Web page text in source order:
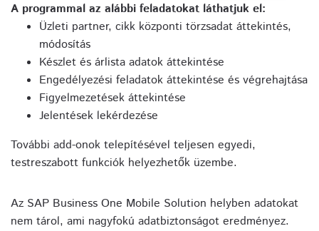
A programmal az alábbi feladatokat láthatjuk el:
Üzleti partner, cikk központi törzsadat áttekintés,
módosítás
Készlet és árlista adatok áttekintése
Engedélyezési feladatok áttekintése és végrehajtása
Figyelmezetések áttekintése
Jelentések lekérdezése
További add-onok telepítésével teljesen egyedi,
testreszabott funkciók helyezhetők üzembe.
Az SAP Business One Mobile Solution helyben adatokat
nem tárol, ami nagyfokú adatbiztonságot eredményez.